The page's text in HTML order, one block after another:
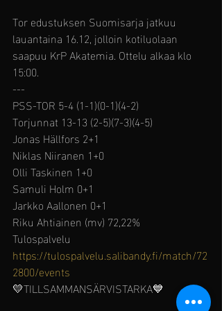
Tor edustuksen Suomisarja jatkuu
lauantaina 16.12, jolloin kotiluolaan
saapuu KrP Akatemia. Ottelu alkaa klo
15:00.
---
PSS-TOR 5-4 (1-1)(0-1)(4-2)
Torjunnat 13-13 (2-5)(7-3)(4-5)
Jonas Hällfors 2+1
Niklas Niiranen 1+0
Olli Taskinen 1+0
Samuli Holm 0+1
Jarkko Aallonen 0+1
Riku Ahtiainen (mv) 72,22%
Tulospalvelu
https://tulospalvelu.salibandy.fi/match/72
2800/events
💛TILLSAMMANSÄRVISTARKA💙